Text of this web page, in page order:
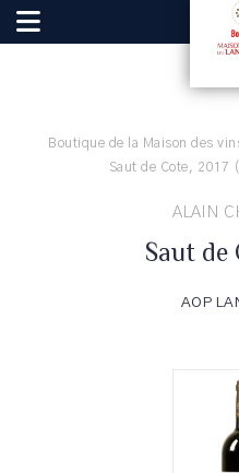
Boutique de la Maison des
Saut de Cote, 2017
ALAIN
Saut de
AOP